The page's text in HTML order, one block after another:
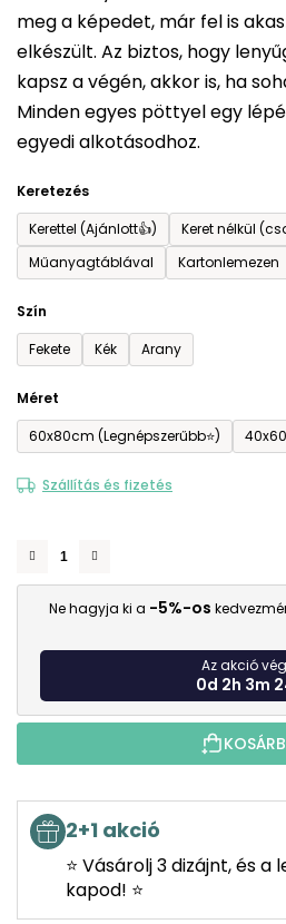
meg a képedet, már fel is
elkészült. Az biztos, hogy
kapsz a végén, akkor is, ha
Minden egyes pöttyel egy
egyedi alkotásodhoz.
Keretezés
Kerettel (Ajánlott👍)
Keret nélkül
Műanyagtáblával
Kartonlemezen
Szín
Fekete
Kék Arany
Méret
60x80cm (Legnépszerűbb⭐)
Szállítás és fizetés
Ne hagyja ki a -5%-os
Az akció
0d 2h 3m
2+1 akció
⭐ Vásárolj 3 dizájnt, és
kapod! ⭐